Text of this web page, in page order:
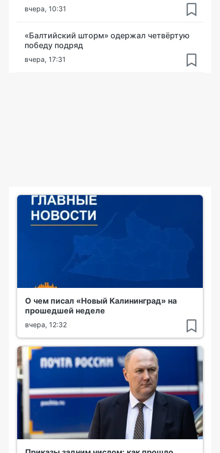
вчера, 10:31
«Балтийский шторм» одержал четвёртую
победу подряд
вчера, 17:31
О чем писал «Новый Калининград» на
прошедшей неделе
вчера, 12:32